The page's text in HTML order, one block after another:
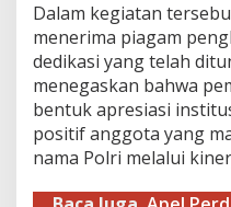
R
e
w
a
r
d
d
a
P
Dalam kegiatan
menerima piagam
dedikasi yang telah
menegaskan bahwa
bentuk apresiasi
positif anggota yang
nama Polri melalui